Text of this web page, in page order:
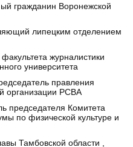
гражданин Воронежской
липецким отделением
журналистики
университета
правления
организации РСВА
председателя Комитета
по физической культуре и
Тамбовской области ,